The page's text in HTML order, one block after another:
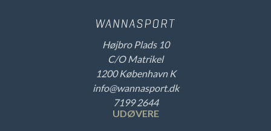
Højbro Plads 10
C/O Matrikel
1200 København K
info@wannasport.dk
7199 2644
UDØVERE